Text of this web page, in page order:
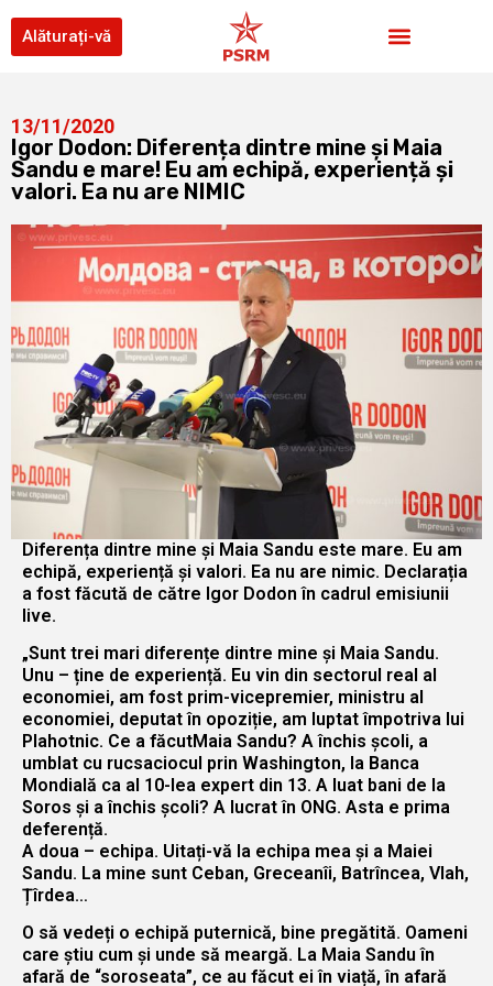
Alăturați-vă
13/11/2020
Igor Dodon: Diferența dintre mine și Maia
Sandu e mare! Eu am echipă, experiență și
valori. Ea nu are NIMIC
Diferența dintre mine și Maia Sandu este mare. Eu am
echipă, experiență și valori. Ea nu are nimic. Declarația
a fost făcută de către Igor Dodon în cadrul emisiunii
live.
„Sunt trei mari diferențe dintre mine și Maia Sandu.
Unu – ține de experiență. Eu vin din sectorul real al
economiei, am fost prim-vicepremier, ministru al
economiei, deputat în opoziție, am luptat împotriva lui
Plahotnic. Ce a făcutMaia Sandu? A închis școli, a
umblat cu rucsaciocul prin Washington, la Banca
Mondială ca al 10-lea expert din 13. A luat bani de la
Soros și a închis școli? A lucrat în ONG. Asta e prima
deferență.
A doua – echipa. Uitați-vă la echipa mea și a Maiei
Sandu. La mine sunt Ceban, Greceanîi, Batrîncea, Vlah,
Țîrdea…
O să vedeți o echipă puternică, bine pregătită. Oameni
care știu cum și unde să meargă. La Maia Sandu în
afară de “soroseata”, ce au făcut ei în viață, în afară